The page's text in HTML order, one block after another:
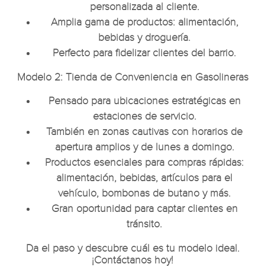
personalizada al cliente.
Amplia gama de productos: alimentación,
bebidas y droguería.
Perfecto para fidelizar clientes del barrio.
Modelo 2: Tienda de Conveniencia en Gasolineras
Pensado para ubicaciones estratégicas en
estaciones de servicio.
También en zonas cautivas con horarios de
apertura amplios y de lunes a domingo.
Productos esenciales para compras rápidas:
alimentación, bebidas, artículos para el
vehículo, bombonas de butano y más.
Gran oportunidad para captar clientes en
tránsito.
Da el paso y descubre cuál es tu modelo ideal.
¡Contáctanos hoy!